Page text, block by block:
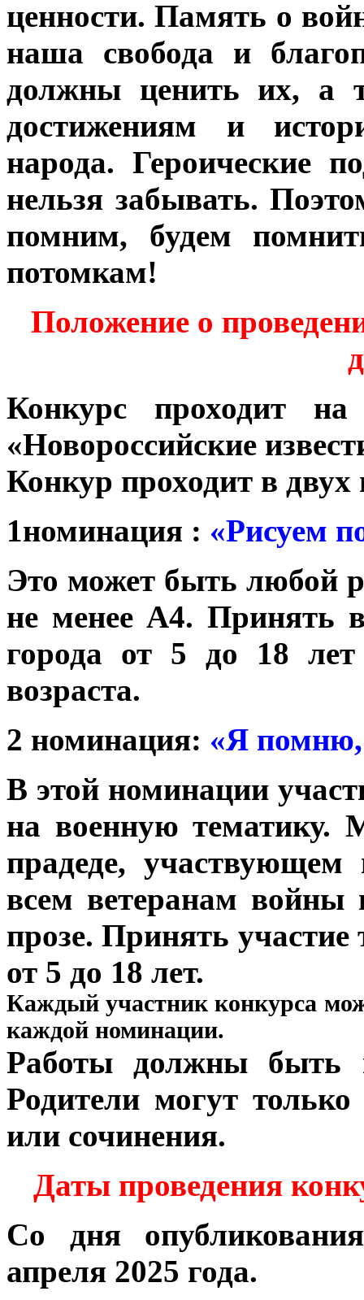
ценности. Память о
наша свобода и
должны ценить их, а
достижениям и
народа. Героические
нельзя забывать.
помним, будем
потомкам!
Положение о
Конкурс проходит на
«Новороссийские
Конкур проходит в
1номинация : «Рисуем
Это может быть любой
не менее А4. Принять
города от 5 до 18
возраста.
2 номинация: «Я помню,
В этой номинации
на военную тематику.
прадеде,
всем ветеранам войны
прозе.Принять участие
от 5 до 18 лет.
Каждый участник конкурса
каждой номинации.
Работы должны быть
Родители могут
или сочинения.
Даты проведения
Со дня
апреля 2025 года.